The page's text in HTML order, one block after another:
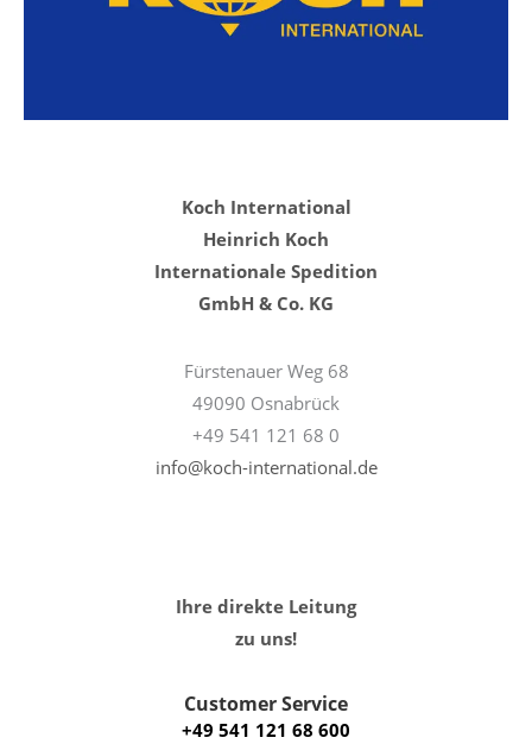
Koch International
Heinrich Koch
Internationale Spedition
GmbH & Co. KG
Fürstenauer Weg 68
49090 Osnabrück
+49 541 121 68 0
info@koch-international.de
Ihre direkte Leitung
zu uns!
Customer Service
+49 541 121 68 600